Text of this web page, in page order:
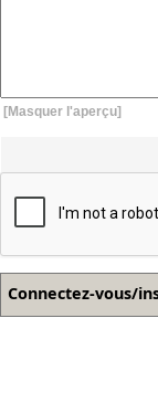
[Masquer l'aperçu]